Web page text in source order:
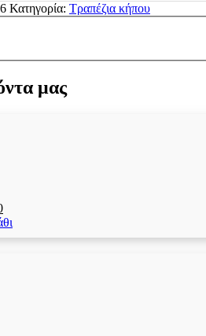
Κατηγορία: Τραπέζια κήπου
μας
Η
τρέχουσα
τιμή